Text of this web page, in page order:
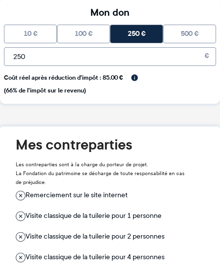
Mon don
10 € 100 € 250€ 500 €
€
Coût réel après réduction d'impôt : 85.00 €
(66% de l'impôt sur le revenu)
Mes contreparties
Les contreparties sont à la charge du porteur de projet.
La Fondation du patrimoine se décharge de toute responsabilité en cas
de préjudice.
Remerciement sur le site internet
Visite classique de la tuilerie pour 1 personne
Visite classique de la tuilerie pour 2 personnes
Visite classique de la tuilerie pour 4 personnes